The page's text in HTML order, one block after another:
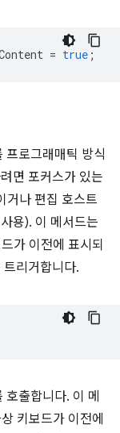
= true ;
프로그래매틱 방식
면 포커스가 있는
거나 편집 호스트
용). 이 메서드는
가 이전에 표시되
트리거합니다.
호출합니다. 이 메
키보드가 이전에